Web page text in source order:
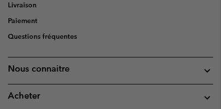
Livraison
Paiement
Questions fréquentes
Nous connaitre
Acheter